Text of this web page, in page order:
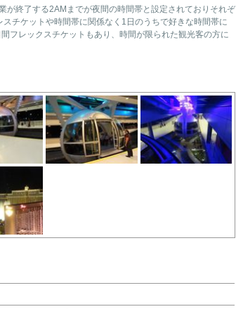
終了する2AMまでが夜間の時間帯と設定されておりそれぞ
チケットや時間帯に関係なく1日のうちで好きな時間帯に
フレックスチケットもあり、時間が限られた観光客の方に